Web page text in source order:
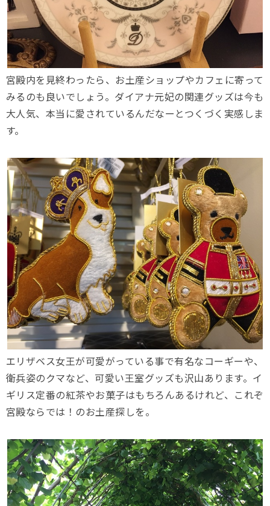
宮殿内を見終わったら、お土産ショップやカフェに寄って
みるのも良いでしょう。ダイアナ元妃の関連グッズは今も
大人気、本当に愛されているんだなーとつくづく実感しま
す。
エリザベス女王が可愛がっている事で有名なコーギーや、
衛兵姿のクマなど、可愛い王室グッズも沢山あります。イ
ギリス定番の紅茶やお菓子はもちろんあるけれど、これぞ
宮殿ならでは！のお土産探しを。